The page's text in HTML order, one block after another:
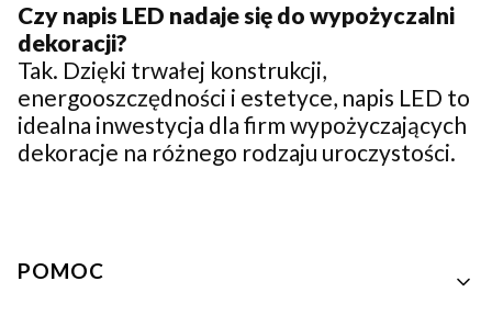
Czy napis LED nadaje się do wypożyczalni
dekoracji?
Tak. Dzięki trwałej konstrukcji,
energooszczędności i estetyce, napis LED to
idealna inwestycja dla firm wypożyczających
dekoracje na różnego rodzaju uroczystości.
Linki w stopce
POMOC